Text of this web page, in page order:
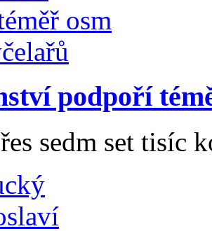
podpoří
sedm set tisíc